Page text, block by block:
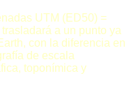
UTM (ED50) =
a un punto ya
con la diferencia en
de escala
toponímica y